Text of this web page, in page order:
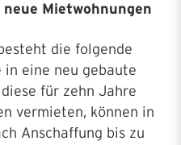
Mietwohnungen
die folgende
in eine neu gebaute
für zehn Jahre
vermieten, können in
Anschaffung bis zu